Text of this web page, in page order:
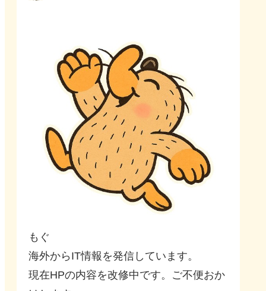
もぐ
海外からIT情報を発信しています。
現在HPの内容を改修中です。ご不便おか